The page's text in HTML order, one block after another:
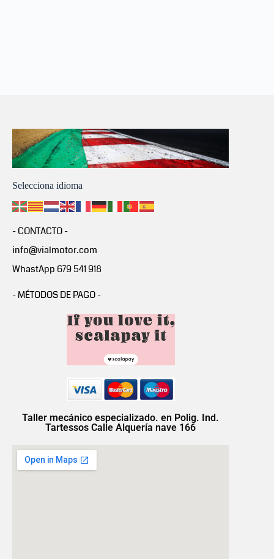
Selecciona idioma
- CONTACTO -
info@vialmotor.com
WhastApp 679 541 918
- MÉTODOS DE PAGO -
Taller mecánico especializado. en Polig. Ind.
Tartessos Calle Alquería nave 166